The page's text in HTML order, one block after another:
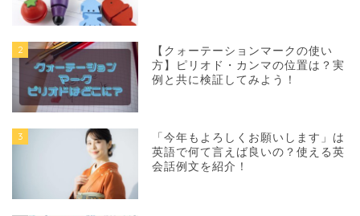
2
【クォーテーションマークの使い
方】ピリオド・カンマの位置は？実
例と共に検証してみよう！
3
「今年もよろしくお願いします」は
英語で何て言えば良いの？使える英
会話例文を紹介！